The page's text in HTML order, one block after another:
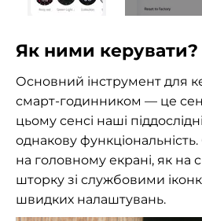
Як ними керувати?
Основний інструмент для
смарт-годинником — це
цьому сенсі наші
однакову
на головному екрані, як на
шторку зі службовими
швидких налаштувань.